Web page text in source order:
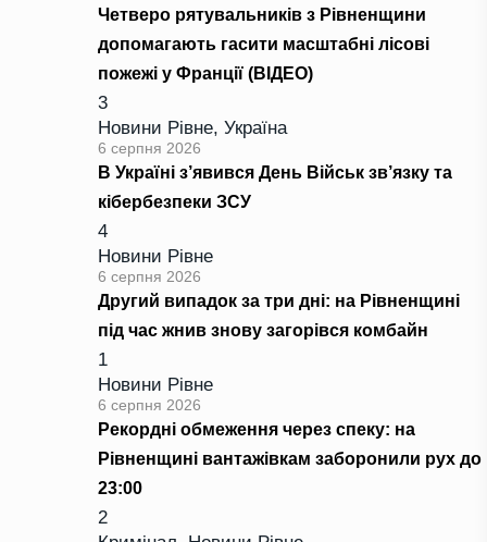
Четверо рятувальників з Рівненщини
допомагають гасити масштабні лісові
пожежі у Франції (ВІДЕО)
3
Новини Рівне, Україна
6 серпня 2026
В Україні з’явився День Військ зв’язку та
кібербезпеки ЗСУ
4
Новини Рівне
6 серпня 2026
Другий випадок за три дні: на Рівненщині
під час жнив знову загорівся комбайн
1
Новини Рівне
6 серпня 2026
Рекордні обмеження через спеку: на
Рівненщині вантажівкам заборонили рух до
23:00
2